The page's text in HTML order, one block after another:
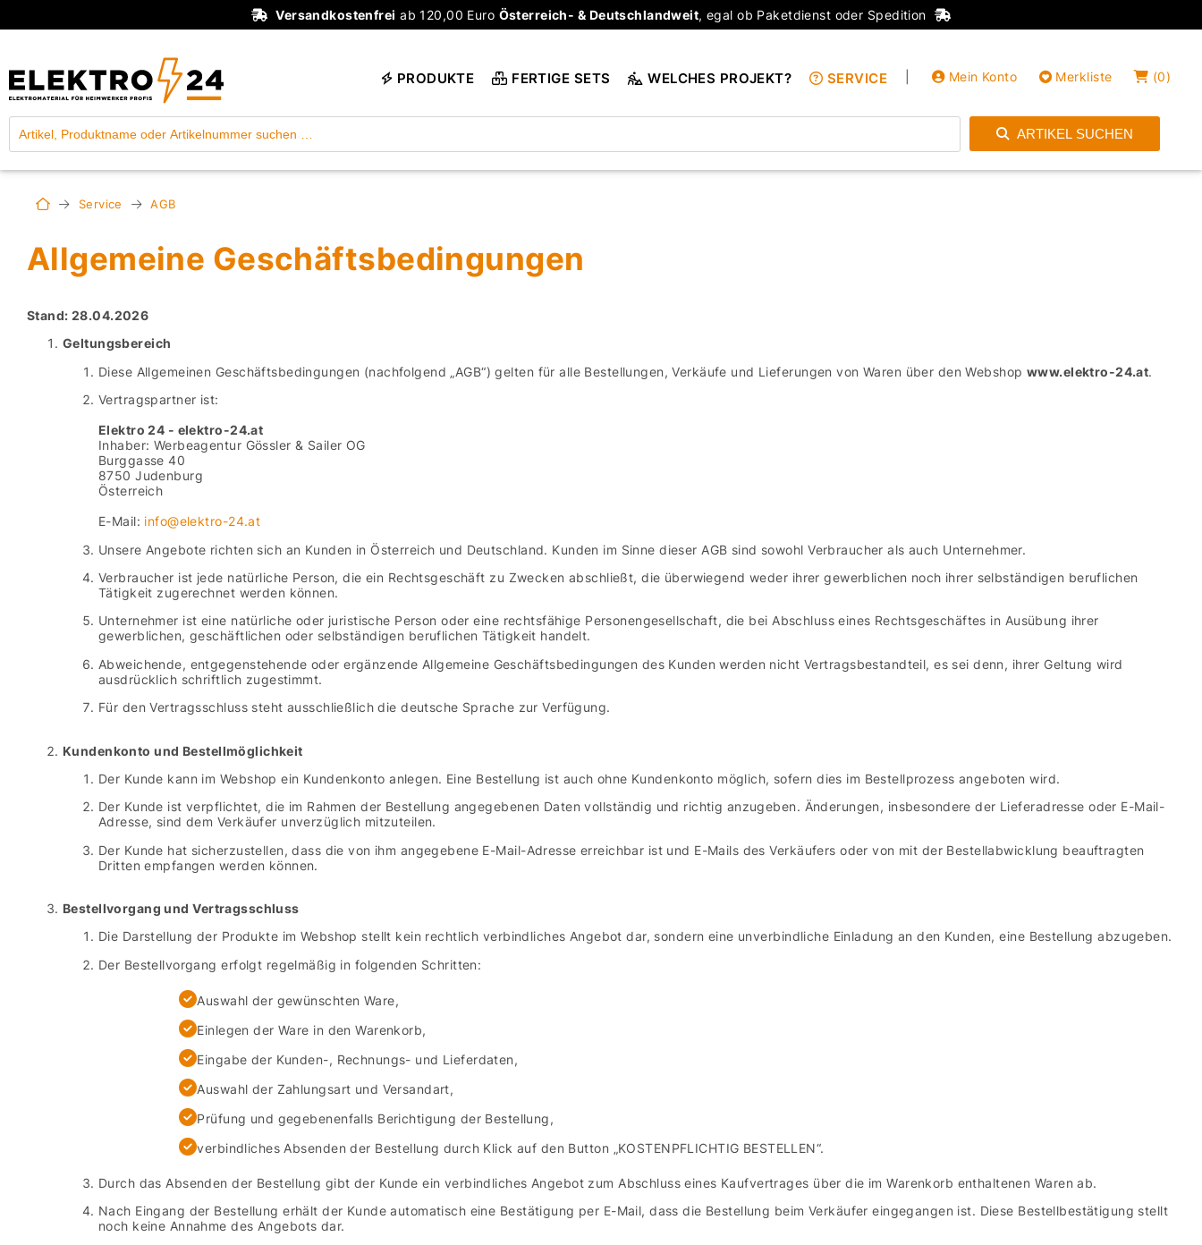
Versandkostenfrei ab 120,00 Euro Österreich- & Deutschlandweit, egal ob Paketdienst oder Spedition
Mein Konto
Einloggen
Merkliste (0)
PRODUKTE FERTIGE SETS WELCHES PROJEKT? SERVICE
ARTIKEL SUCHEN
Service AGB
Allgemeine Geschäftsbedingungen
Stand: 28.04.2026
Geltungsbereich
Diese Allgemeinen Geschäftsbedingungen (nachfolgend „AGB“) gelten für alle Bestellungen, Verkäufe und Lieferungen von Waren über den Webshop www.elektro-24.at.
Vertragspartner ist:
Elektro 24 - elektro-24.at
Inhaber: Werbeagentur Gössler & Sailer OG
Burggasse 40
8750 Judenburg
Österreich
E-Mail: info@elektro-24.at
Unsere Angebote richten sich an Kunden in Österreich und Deutschland. Kunden im Sinne dieser AGB sind sowohl Verbraucher als auch Unternehmer.
Verbraucher ist jede natürliche Person, die ein Rechtsgeschäft zu Zwecken abschließt, die überwiegend weder ihrer gewerblichen noch ihrer selbständigen beruflichen
Tätigkeit zugerechnet werden können.
Unternehmer ist eine natürliche oder juristische Person oder eine rechtsfähige Personengesellschaft, die bei Abschluss eines Rechtsgeschäftes in Ausübung ihrer
gewerblichen, geschäftlichen oder selbständigen beruflichen Tätigkeit handelt.
Abweichende, entgegenstehende oder ergänzende Allgemeine Geschäftsbedingungen des Kunden werden nicht Vertragsbestandteil, es sei denn, ihrer Geltung wird
ausdrücklich schriftlich zugestimmt.
Für den Vertragsschluss steht ausschließlich die deutsche Sprache zur Verfügung.
Kundenkonto und Bestellmöglichkeit
Der Kunde kann im Webshop ein Kundenkonto anlegen. Eine Bestellung ist auch ohne Kundenkonto möglich, sofern dies im Bestellprozess angeboten wird.
Der Kunde ist verpflichtet, die im Rahmen der Bestellung angegebenen Daten vollständig und richtig anzugeben. Änderungen, insbesondere der Lieferadresse oder E-Mail-
Adresse, sind dem Verkäufer unverzüglich mitzuteilen.
Der Kunde hat sicherzustellen, dass die von ihm angegebene E-Mail-Adresse erreichbar ist und E-Mails des Verkäufers oder von mit der Bestellabwicklung beauftragten
Dritten empfangen werden können.
Bestellvorgang und Vertragsschluss
Die Darstellung der Produkte im Webshop stellt kein rechtlich verbindliches Angebot dar, sondern eine unverbindliche Einladung an den Kunden, eine Bestellung abzugeben.
Der Bestellvorgang erfolgt regelmäßig in folgenden Schritten:
Auswahl der gewünschten Ware,
Einlegen der Ware in den Warenkorb,
Eingabe der Kunden-, Rechnungs- und Lieferdaten,
Auswahl der Zahlungsart und Versandart,
Prüfung und gegebenenfalls Berichtigung der Bestellung,
verbindliches Absenden der Bestellung durch Klick auf den Button „KOSTENPFLICHTIG BESTELLEN“.
Durch das Absenden der Bestellung gibt der Kunde ein verbindliches Angebot zum Abschluss eines Kaufvertrages über die im Warenkorb enthaltenen Waren ab.
Nach Eingang der Bestellung erhält der Kunde automatisch eine Bestätigung per E-Mail, dass die Bestellung beim Verkäufer eingegangen ist. Diese Bestellbestätigung stellt
noch keine Annahme des Angebots dar.